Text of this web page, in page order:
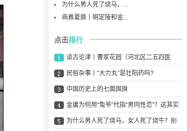
为什么男人死了烧马，...
商彝夏鼎丨明定陵和金...
点击排行
谈古论津丨曹家花园（河北区二五四医
院），曾经的“天
民俗杂事丨“大力丸”是壮阳药吗?
中国历史上的七面国旗
金庸为何用“兔爷”代指“男同性恋”？这其实
是个BU
为什么男人死了烧马，女人死了烧牛？别